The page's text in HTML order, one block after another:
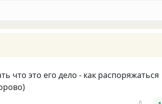
что это его дело - как распоряжаться